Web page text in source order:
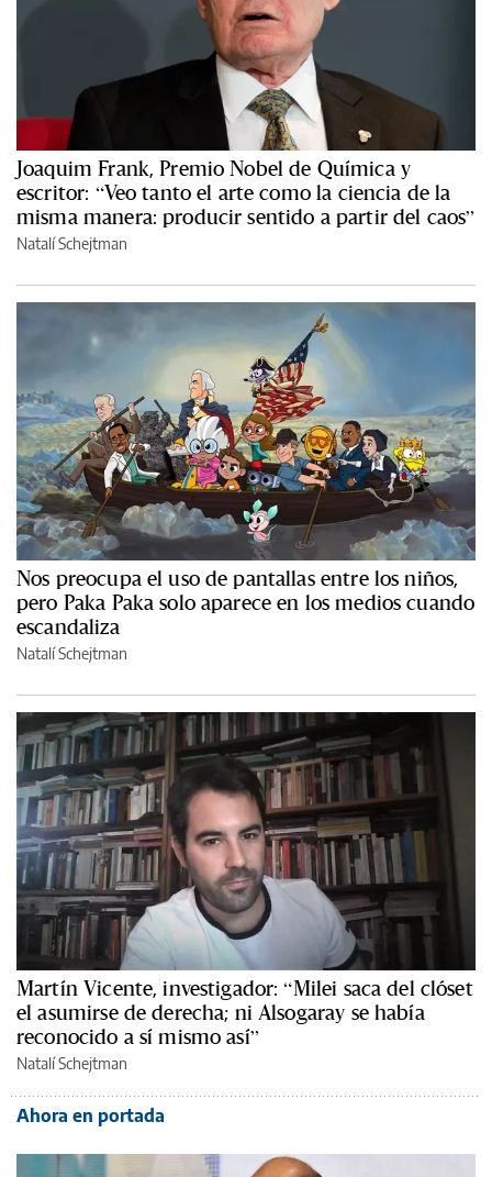
Joaquim Frank, Premio Nobel de Química y
escritor: “Veo tanto el arte como la ciencia de la
misma manera: producir sentido a partir del caos”
Natalí Schejtman
Nos preocupa el uso de pantallas entre los niños,
pero Paka Paka solo aparece en los medios cuando
escandaliza
Natalí Schejtman
Martín Vicente, investigador: “Milei saca del clóset
el asumirse de derecha; ni Alsogaray se había
reconocido a sí mismo así”
Natalí Schejtman
Ahora en portada